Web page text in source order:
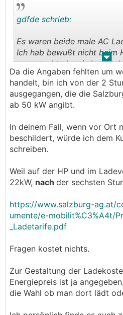
. .
gdfde schrieb:
Es waren beide male AC
Ich hab bewußt nicht beim
angesteckt, da wir
haben, länger zu bleiben.
Es ist ja an sich schon eine
AC Lader gleich viel kostet
Parkplätzen vor
Zahnradbahn), wo man
Stunden dort steht.
Wie soll ich beim AC Lader
wenn ich nach 2 Stunden
Da die Angaben fehlten um
handelt, bin ich von der 2
ausgegangen, die die
ab 50 kW angibt.
In deinem Fall, wenn vor Ort
beschildert, würde ich dem
schreiben.
Weil auf der HP und im
22kW, nach der sechsten
https://www.salzburg-ag.at/
umente/e-mobilit%C3%A4t/
_Ladetarife.pdf
Fragen kostet nichts.
Zur Gestaltung der
Energiepreis ist ja
die Wahl ob man dort lädt